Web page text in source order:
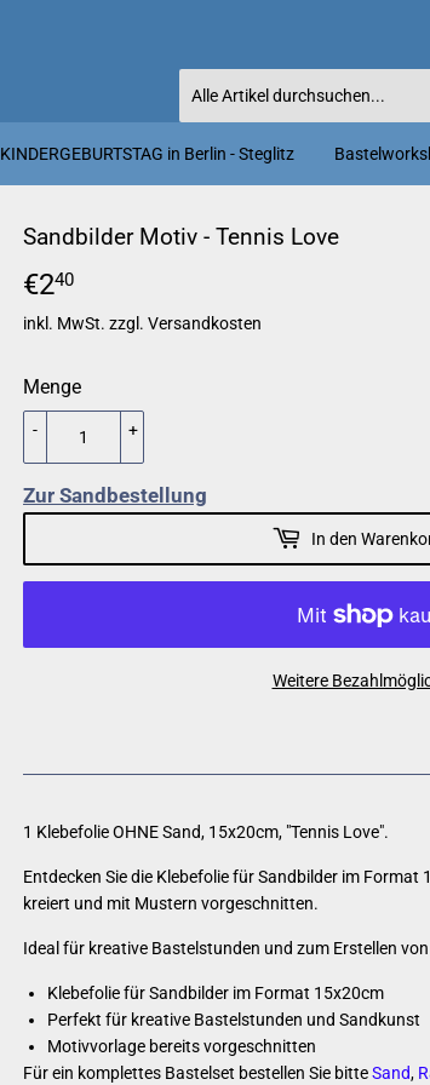
KINDERGEBURTSTAG in Berlin - Steglitz
Sandbilder Motiv - Tennis Love
€240
inkl. MwSt. zzgl. Versandkosten
Menge
+
-
Zur Sandbestellung
In den
Weitere
1 Klebefolie OHNE Sand, 15x20cm, "Tennis Love".
Entdecken Sie die Klebefolie für Sandbilder im
kreiert und mit Mustern vorgeschnitten.
Ideal für kreative Bastelstunden und zum Erstellen
Klebefolie für Sandbilder im Format 15x20cm
Perfekt für kreative Bastelstunden und Sandkunst
Motivvorlage bereits vorgeschnitten
Für ein komplettes Bastelset bestellen Sie bitteSand,